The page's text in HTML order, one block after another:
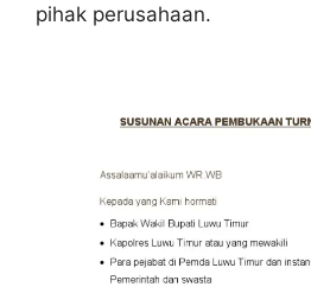
pihak perusahaan.